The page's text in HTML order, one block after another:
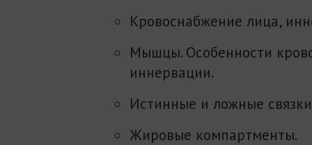
Кровоснабжение лица,
Мышцы. Особенности
иннервации.
Истинные и ложные
Жировые компартменты.